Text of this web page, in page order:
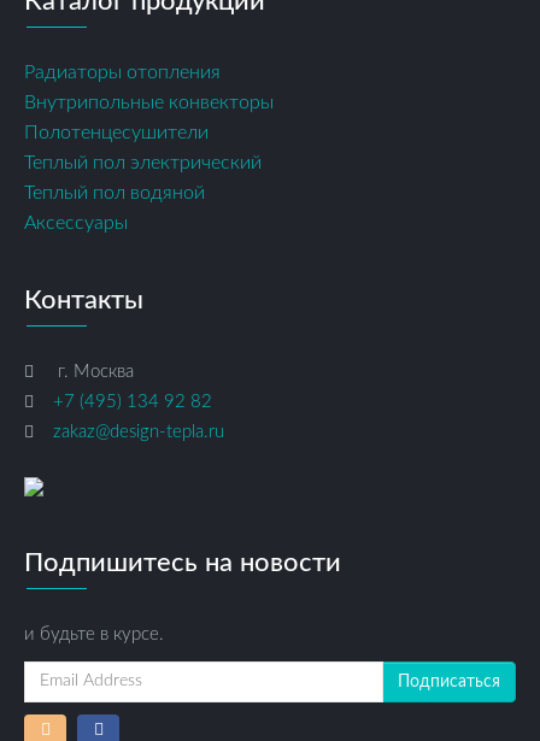
Радиаторы отопления
Внутрипольные конвекторы
Полотенцесушители
Теплый пол электрический
Теплый пол водяной
Аксессуары
Контакты
г. Москва
+7 (495) 134 92 82
zakaz@design-tepla.ru
Подпишитесь на новости
и будьте в курсе.
Подписаться